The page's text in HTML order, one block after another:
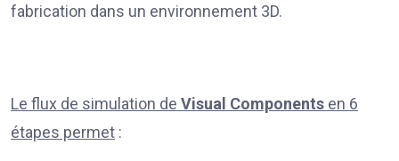
fabrication dans un environnement 3D.
Le flux de simulation de Visual Components en 6
étapes permet :